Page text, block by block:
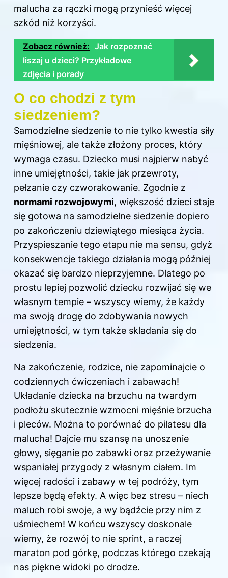
malucha za rączki mogą przynieść więcej
szkód niż korzyści.
Zobacz również: Jak rozpoznać
liszaj u dzieci? Przykładowe
zdjęcia i porady
O co chodzi z tym
siedzeniem?
Samodzielne siedzenie to nie tylko kwestia siły
mięśniowej, ale także złożony proces, który
wymaga czasu. Dziecko musi najpierw nabyć
inne umiejętności, takie jak przewroty,
pełzanie czy czworakowanie. Zgodnie z
normami rozwojowymi, większość dzieci staje
się gotowa na samodzielne siedzenie dopiero
po zakończeniu dziewiątego miesiąca życia.
Przyspieszanie tego etapu nie ma sensu, gdyż
konsekwencje takiego działania mogą później
okazać się bardzo nieprzyjemne. Dlatego po
prostu lepiej pozwolić dziecku rozwijać się we
własnym tempie – wszyscy wiemy, że każdy
ma swoją drogę do zdobywania nowych
umiejętności, w tym także skladania się do
siedzenia.
Na zakończenie, rodzice, nie zapominajcie o
codziennych ćwiczeniach i zabawach!
Układanie dziecka na brzuchu na twardym
podłożu skutecznie wzmocni mięśnie brzucha
i pleców. Można to porównać do pilatesu dla
malucha! Dajcie mu szansę na unoszenie
głowy, sięganie po zabawki oraz przeżywanie
wspaniałej przygody z własnym ciałem. Im
więcej radości i zabawy w tej podróży, tym
lepsze będą efekty. A więc bez stresu – niech
maluch robi swoje, a wy bądźcie przy nim z
uśmiechem! W końcu wszyscy doskonale
wiemy, że rozwój to nie sprint, a raczej
maraton pod górkę, podczas którego czekają
nas piękne widoki po drodze.